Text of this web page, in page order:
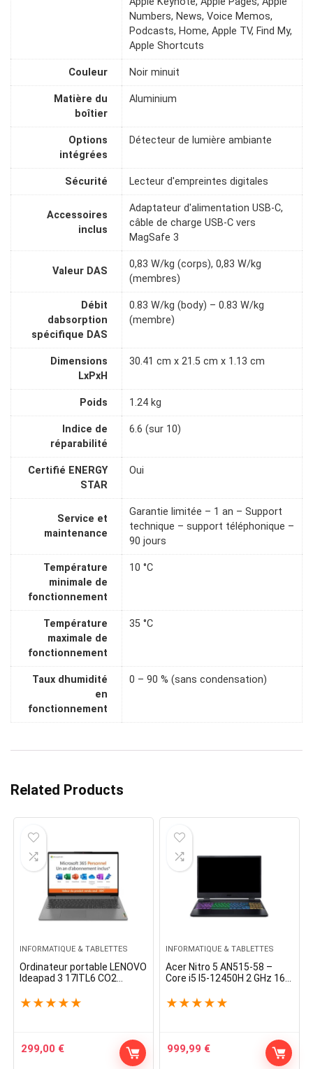
Numbers, News, Voice Memos,
Podcasts, Home, Apple TV, Find My,
Apple Shortcuts
Couleur Noir minuit
Matière du
boîtier
Aluminium
Options
intégrées
Détecteur de lumière ambiante
Sécurité Lecteur d'empreintes digitales
Accessoires
inclus
Adaptateur d'alimentation USB-C,
câble de charge USB-C vers
MagSafe 3
Valeur DAS
0,83 W/kg (corps), 0,83 W/kg
(membres)
Débit
dabsorption
spécifique DAS
0.83 W/kg (body) – 0.83 W/kg
(membre)
Dimensions
LxPxH
30.41 cm x 21.5 cm x 1.13 cm
Poids 1.24 kg
Indice de
réparabilité
6.6 (sur 10)
Certifié ENERGY
STAR
Oui
Service et
maintenance
Garantie limitée – 1 an – Support
technique – support téléphonique –
90 jours
Température
minimale de
fonctionnement
10 °C
Température
maximale de
fonctionnement
35 °C
Taux dhumidité
en
fonctionnement
0 – 90 % (sans condensation)
Related Products
INFORMATIQUE & TABLETTES
Ordinateur portable LENOVO
Ideapad 3 17ITL6 CO2
★ ★ ★ ★ ★
299,00 €
INFORMATIQUE & TABLETTES
Acer Nitro 5 AN515-58 –
Core i5 I5-12450H 2 GHz 16
Azerty
★ ★ ★ ★ ★
999,99 €